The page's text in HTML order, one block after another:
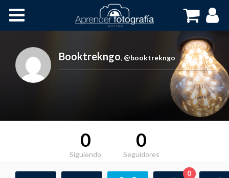
Cursos OnLine
Booktrekngo, @booktrekngo
0
Siguiendo
0
Seguidores
0